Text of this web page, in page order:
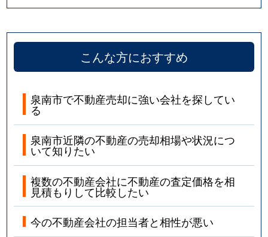
こんな方におすすめ
泉南市で不動産売却に強い会社を探してい
る
泉南市近隣の不動産の売却相場や状況につ
いて知りたい
複数の不動産会社に不動産の査定価格を相
見積もりして比較したい
今の不動産会社の担当者と相性が悪い